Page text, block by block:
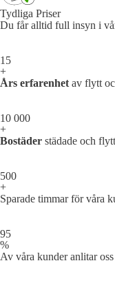
Tydliga Priser
Du får alltid full insyn i
15
+
Års erfarenhet av flytt
10 000
+
Bostäder städade och
500
+
Sparade timmar för våra
95
%
Av våra kunder anlitar